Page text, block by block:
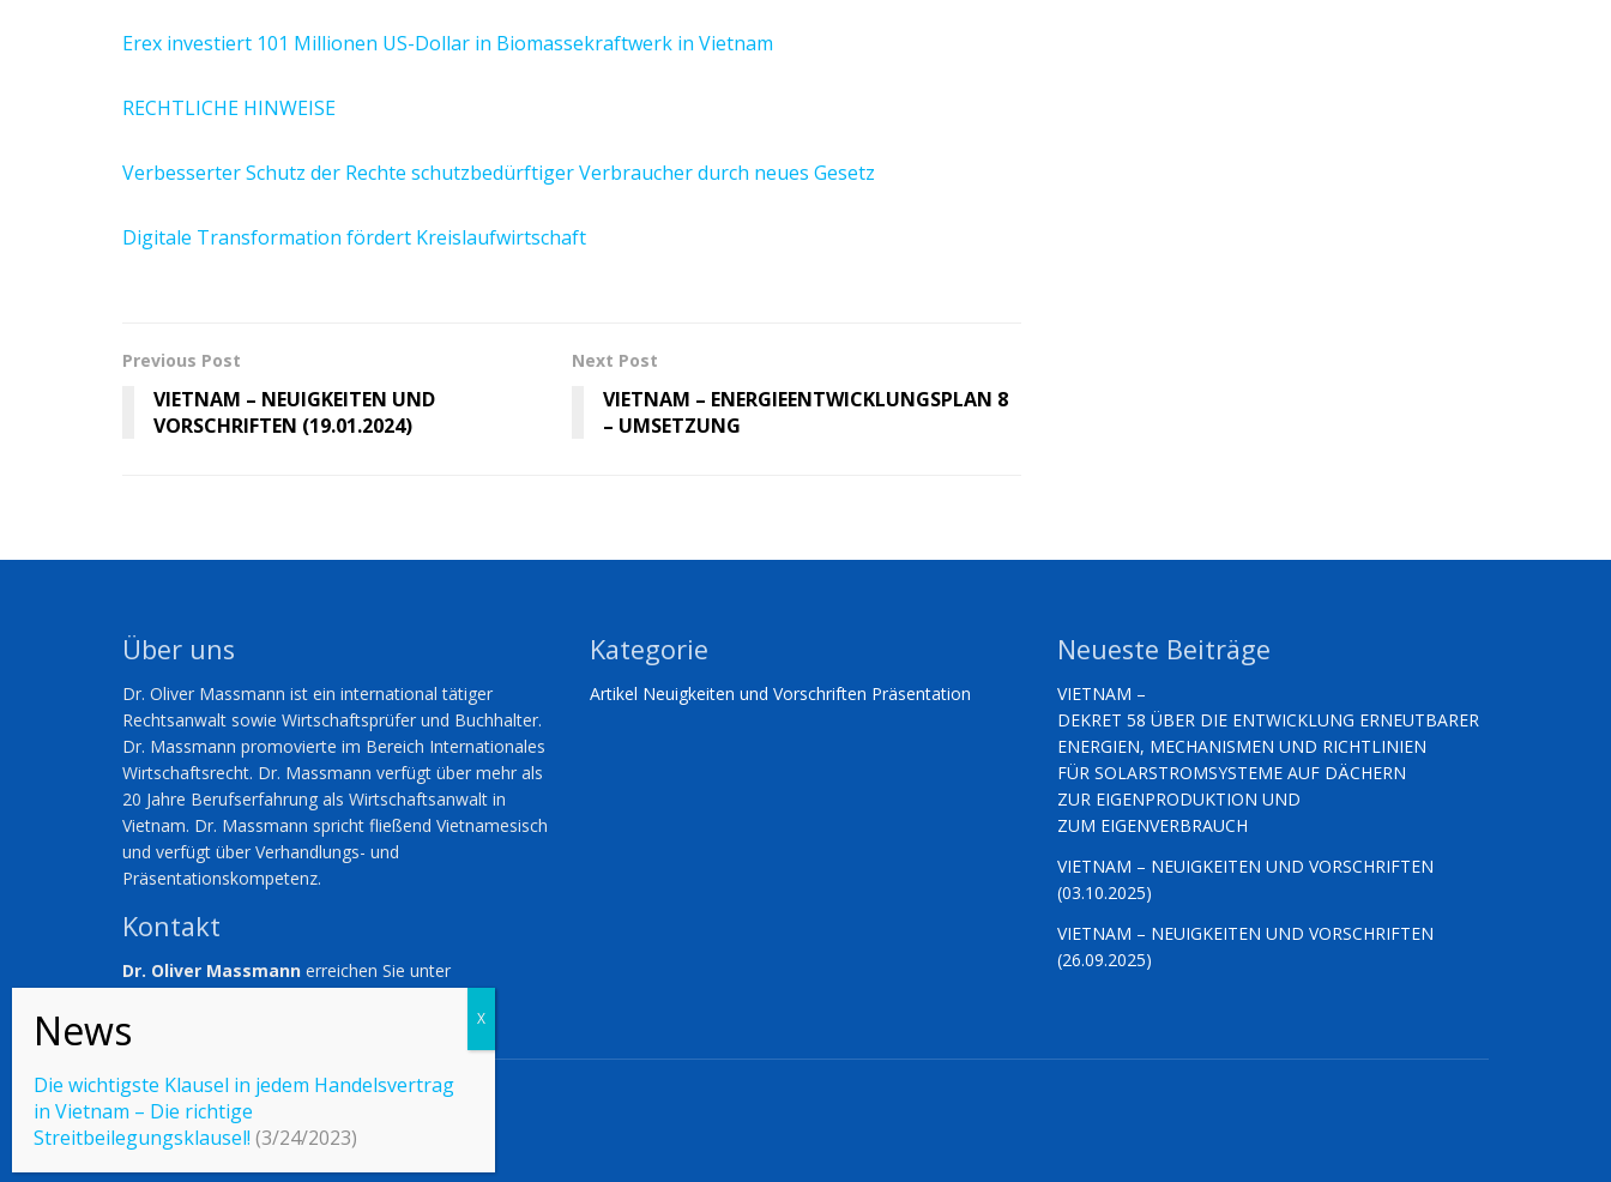
Erex investiert 101 Millionen US-Dollar in Biomassekraftwerk in Vietnam
RECHTLICHE HINWEISE
Verbesserter Schutz der Rechte schutzbedürftiger Verbraucher durch neues Gesetz
Digitale Transformation fördert Kreislaufwirtschaft
Previous Post
VIETNAM – NEUIGKEITEN UND
VORSCHRIFTEN (19.01.2024)
Next Post
VIETNAM – ENERGIEENTWICKLUNGSPLAN 8
– UMSETZUNG
Über uns
Dr. Oliver Massmann ist ein international tätiger
Rechtsanwalt sowie Wirtschaftsprüfer und Buchhalter.
Dr. Massmann promovierte im Bereich Internationales
Wirtschaftsrecht. Dr. Massmann verfügt über mehr als
20 Jahre Berufserfahrung als Wirtschaftsanwalt in
Vietnam. Dr. Massmann spricht fließend Vietnamesisch
und verfügt über Verhandlungs- und
Präsentationskompetenz.
Kontakt
Dr. Oliver Massmann erreichen Sie unter
Kategorie
Artikel Neuigkeiten und Vorschriften Präsentation
Neueste Beiträge
VIETNAM –
DEKRET 58 ÜBER DIE ENTWICKLUNG ERNEUTBARER
ENERGIEN, MECHANISMEN UND RICHTLINIEN
FÜR SOLARSTROMSYSTEME AUF DÄCHERN
ZUR EIGENPRODUKTION UND
ZUM EIGENVERBRAUCH
VIETNAM – NEUIGKEITEN UND VORSCHRIFTEN
(03.10.2025)
VIETNAM – NEUIGKEITEN UND VORSCHRIFTEN
(26.09.2025)
© 2023 Vietnamlaws.xyz
Die wichtigste Klausel in jedem Handelsvertrag
in Vietnam – Die richtige
Streitbeilegungsklausel! (3/24/2023)